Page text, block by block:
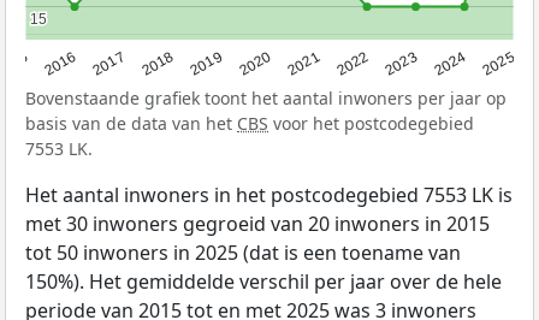
2016 2017 2018 2019 2020 2021 2022 2023 2024 2025
15
15
Bovenstaande grafiek toont het aantal inwoners per jaar op
basis van de data van het CBS voor het postcodegebied
7553 LK.
Het aantal inwoners in het postcodegebied 7553 LK is
met 30 inwoners gegroeid van 20 inwoners in 2015
tot 50 inwoners in 2025 (dat is een toename van
150%). Het gemiddelde verschil per jaar over de hele
periode van 2015 tot en met 2025 was 3 inwoners